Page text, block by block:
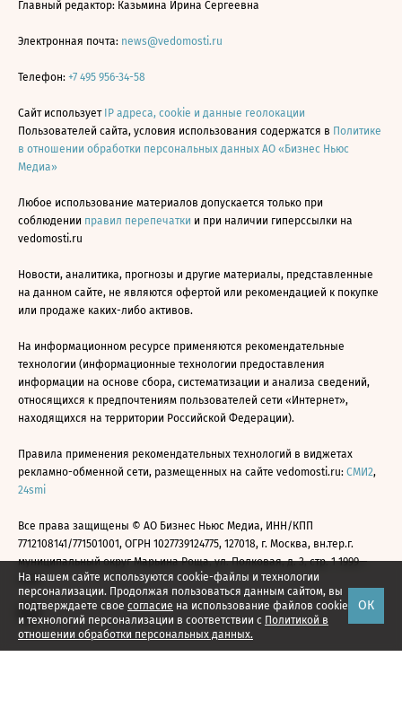
На нашем сайте используются cookie-файлы и технологии
персонализации. Продолжая пользоваться данным сайтом, вы
подтверждаете свое согласие на использование файлов cookie
и технологий персонализации в соответствии с Политикой в
отношении обработки персональных данных.
ОК
Главный редактор: Казьмина Ирина Сергеевна
Электронная почта: news@vedomosti.ru
Телефон: +7 495 956-34-58
Сайт использует IP адреса, cookie и данные геолокации
Пользователей сайта, условия использования содержатся в Политике
в отношении обработки персональных данных АО «Бизнес Ньюс
Медиа»
Любое использование материалов допускается только при
соблюдении правил перепечатки и при наличии гиперссылки на
vedomosti.ru
Новости, аналитика, прогнозы и другие материалы, представленные
на данном сайте, не являются офертой или рекомендацией к покупке
или продаже каких-либо активов.
На информационном ресурсе применяются рекомендательные
технологии (информационные технологии предоставления
информации на основе сбора, систематизации и анализа сведений,
относящихся к предпочтениям пользователей сети «Интернет»,
находящихся на территории Российской Федерации).
Правила применения рекомендательных технологий в виджетах
рекламно-обменной сети, размещенных на сайте vedomosti.ru: СМИ2,
24smi
Все права защищены © АО Бизнес Ньюс Медиа, ИНН/КПП
7712108141/771501001, ОГРН 1027739124775, 127018, г. Москва, вн.тер.г.
муниципальный округ Марьина Роща, ул. Полковая, д. 3, стр. 1 1999—
2026